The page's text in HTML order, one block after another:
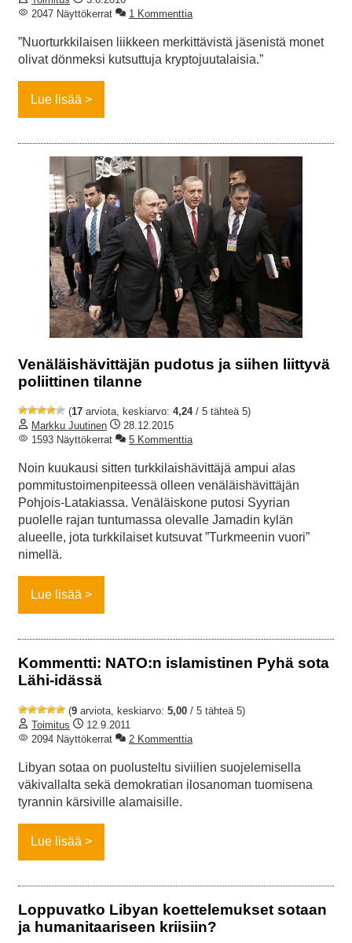
2047 Näyttökerrat
1 Kommenttia
”Nuorturkkilaisen liikkeen merkittävistä jäsenistä monet
olivat dönmeksi kutsuttuja kryptojuutalaisia.”
Lue lisää
Venäläishävittäjän pudotus ja siihen liittyvä
poliittinen tilanne
(17 arviota, keskiarvo: 4,24/ 5 tähteä 5)
Markku Juutinen
28.12.2015
1593 Näyttökerrat
5 Kommenttia
Noin kuukausi sitten turkkilaishävittäjä ampui alas
pommitustoimenpiteessä olleen venäläishävittäjän
Pohjois-Latakiassa. Venäläiskone putosi Syyrian
puolelle rajan tuntumassa olevalle Jamadin kylän
alueelle, jota turkkilaiset kutsuvat ”Turkmeenin vuori”
nimellä.
Lue lisää
Kommentti: NATO:n islamistinen Pyhä sota
Lähi-idässä
(9 arviota, keskiarvo: 5,00 / 5 tähteä 5)
Toimitus
12.9.2011
2094 Näyttökerrat
2 Kommenttia
Libyan sotaa on puolusteltu siviilien suojelemisella
väkivallalta sekä demokratian ilosanoman tuomisena
tyrannin kärsiville alamaisille.
Lue lisää
Loppuvatko Libyan koettelemukset sotaan
ja humanitaariseen kriisiin?